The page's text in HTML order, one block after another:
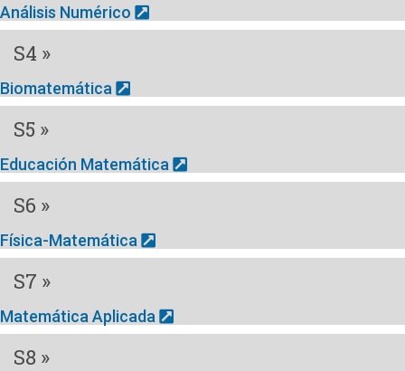
Análisis Numérico
S4 »
Biomatemática
S5 »
Educación Matemática
S6 »
Física-Matemática
S7 »
Matemática Aplicada
S8 »